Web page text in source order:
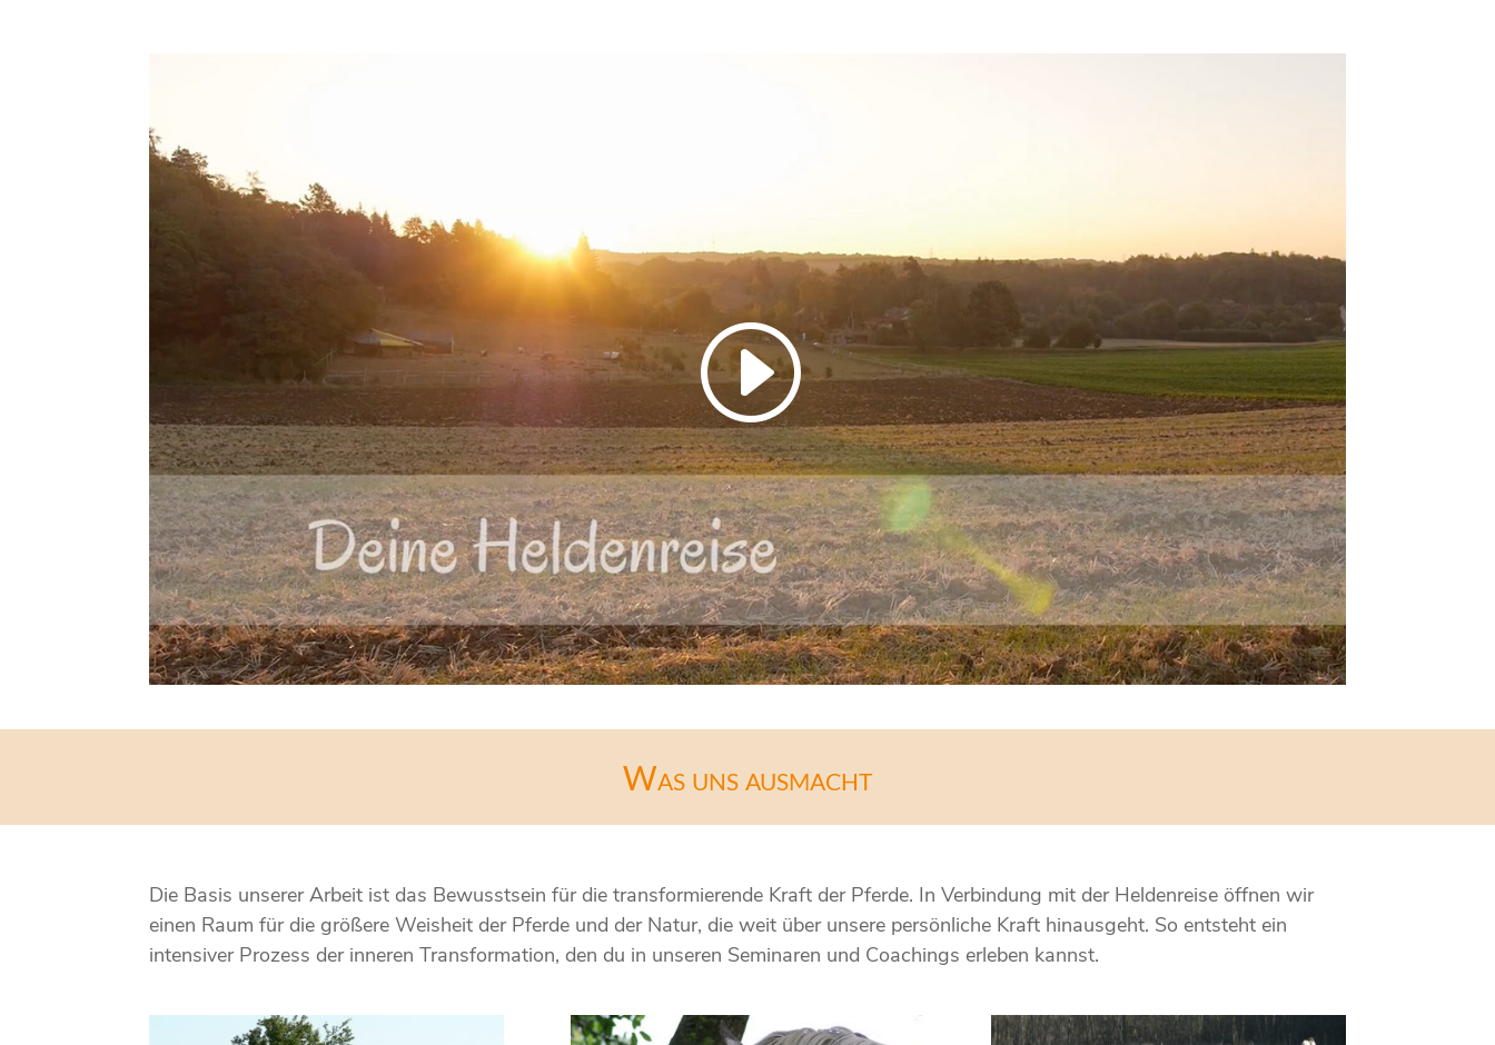
Was uns ausmacht
Die Basis unserer Arbeit ist das Bewusstsein für die transformierende Kraft der Pferde. In Verbindung mit der Heldenreise öffnen wir
einen Raum für die größere Weisheit der Pferde und der Natur, die weit über unsere persönliche Kraft hinausgeht. So entsteht ein
intensiver Prozess der inneren Transformation, den du in unseren Seminaren und Coachings erleben kannst.